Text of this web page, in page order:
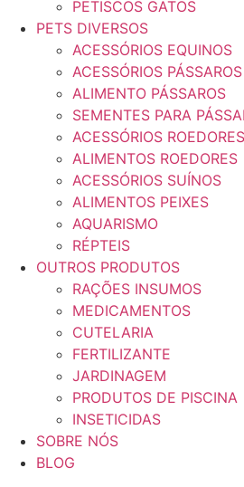
PETISCOS GATOS
PETS DIVERSOS
ACESSÓRIOS EQUINOS
ACESSÓRIOS PÁSSAROS
ALIMENTO PÁSSAROS
SEMENTES PARA
ACESSÓRIOS ROEDORES
ALIMENTOS ROEDORES
ACESSÓRIOS SUÍNOS
ALIMENTOS PEIXES
AQUARISMO
RÉPTEIS
OUTROS PRODUTOS
RAÇÕES INSUMOS
MEDICAMENTOS
CUTELARIA
FERTILIZANTE
JARDINAGEM
PRODUTOS DE PISCINA
INSETICIDAS
SOBRE NÓS
BLOG